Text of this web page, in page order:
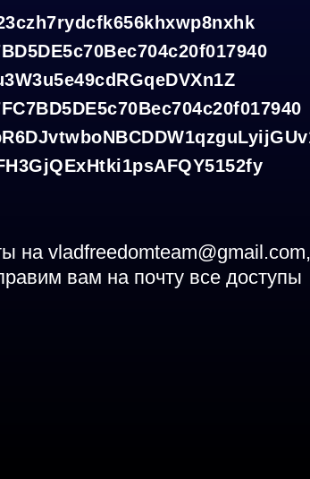
на vladfreedomteam@gmail.com,
вам на почту все доступы